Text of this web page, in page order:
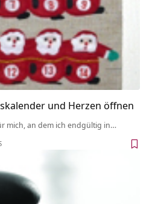
und Herzen öffnen
mich, an dem ich endgültig in…